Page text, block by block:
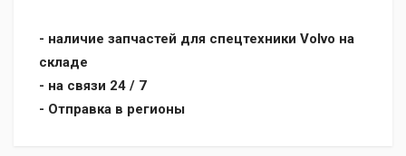
- наличие запчастей для спецтехники Volvo на
складе
- на связи 24 / 7
- Отправка в регионы